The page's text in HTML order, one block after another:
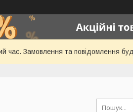
час. Замовлення та повідомлення